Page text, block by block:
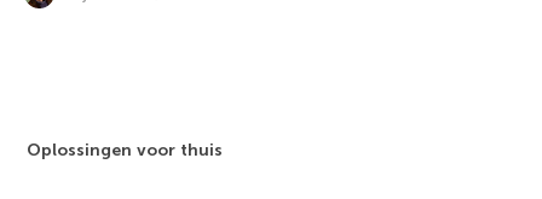
Oplossingen voor thuis